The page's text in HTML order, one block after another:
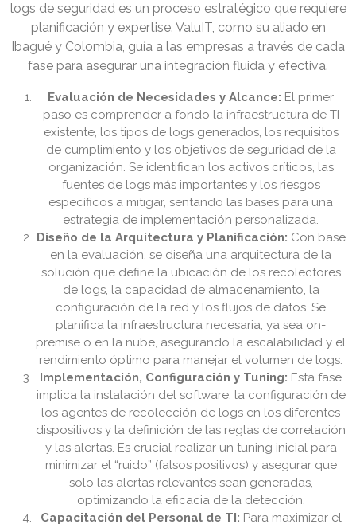
logs de seguridad es un proceso estratégico que requiere
planificación y expertise. ValuIT, como su aliado en
Ibagué y Colombia, guía a las empresas a través de cada
fase para asegurar una integración fluida y efectiva.
Evaluación de Necesidades y Alcance: El primer
paso es comprender a fondo la infraestructura de TI
existente, los tipos de logs generados, los requisitos
de cumplimiento y los objetivos de seguridad de la
organización. Se identifican los activos críticos, las
fuentes de logs más importantes y los riesgos
específicos a mitigar, sentando las bases para una
estrategia de implementación personalizada.
Diseño de la Arquitectura y Planificación: Con base
en la evaluación, se diseña una arquitectura de la
solución que define la ubicación de los recolectores
de logs, la capacidad de almacenamiento, la
configuración de la red y los flujos de datos. Se
planifica la infraestructura necesaria, ya sea on-
premise o en la nube, asegurando la escalabilidad y el
rendimiento óptimo para manejar el volumen de logs.
Implementación, Configuración y Tuning: Esta fase
implica la instalación del software, la configuración de
los agentes de recolección de logs en los diferentes
dispositivos y la definición de las reglas de correlación
y las alertas. Es crucial realizar un tuning inicial para
minimizar el “ruido” (falsos positivos) y asegurar que
solo las alertas relevantes sean generadas,
optimizando la eficacia de la detección.
Capacitación del Personal de TI: Para maximizar el